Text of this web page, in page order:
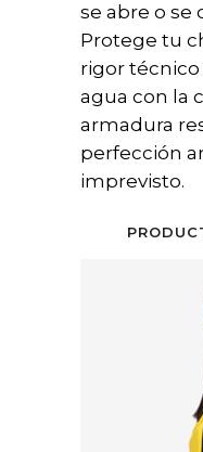
se abre o se
Protege tu
rigor técnico
agua con la
armadura
perfección
imprevisto.